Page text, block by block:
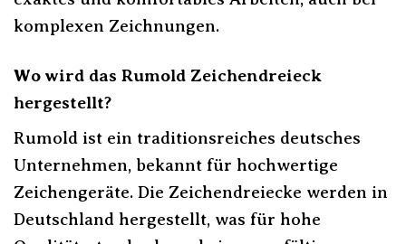
komplexen Zeichnungen.
Wo wird das Rumold Zeichendreieck
hergestellt?
Rumold ist ein traditionsreiches deutsches
Unternehmen, bekannt für hochwertige
Zeichengeräte. Die Zeichendreiecke werden in
Deutschland hergestellt, was für hohe